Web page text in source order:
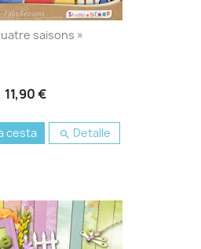
saisons »
11,90 €
cesta  Detalle